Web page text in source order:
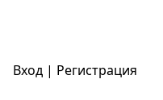
Вход | Регистрация